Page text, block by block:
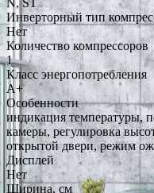
Инверторный тип
Нет
Количество компрессоров
1
Класс энергопотребления
A+
Особенности
индикация температуры,
камеры, регулировка
открытой двери, режим
Дисплей
Нет
Ширина, см